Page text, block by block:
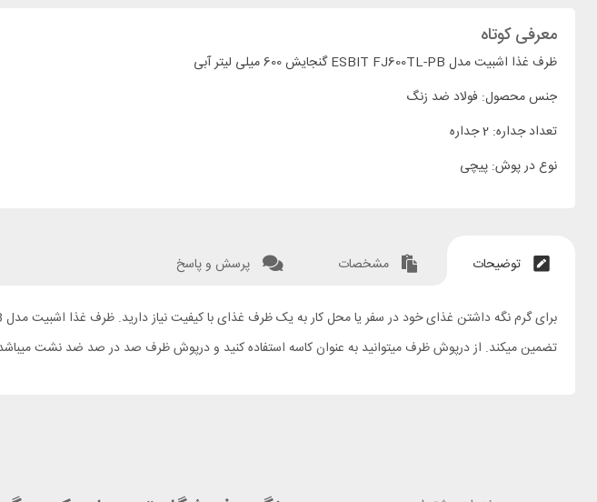
معرفی کوتاه
ظرف غذا اشبیت مدل ESBIT FJ600TL-PB گنجایش 600 میلی لیتر آبی
جنس محصول: فولاد ضد زنگ
تعداد جداره: 2 جداره
نوع در پوش: پیچی
توضیحات مشخصات پرسش و پاسخ
تضمین میکند. از درپوش ظرف میتوانید به عنوان کاسه استفاده کنید و درپوش ظرف صد در صد ضد نشت